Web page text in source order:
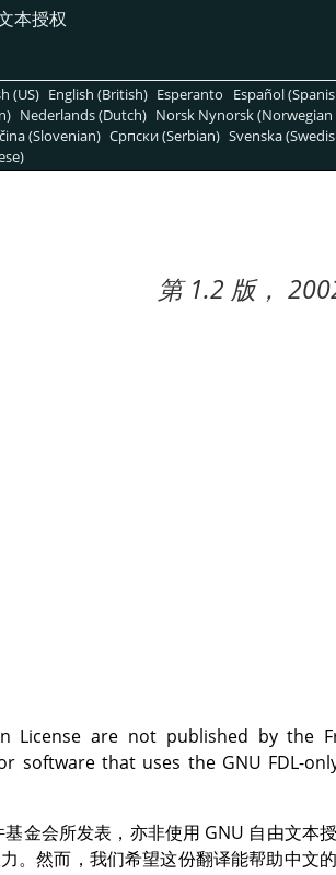
本授权
(US) English (British) Esperanto Español
Nederlands (Dutch) Norsk Nynorsk
(Slovenian) Српски (Serbian) Svenska
第 1.2 版，
License are not published by the
that uses the GNU FDL-
金会所发表，亦非使用 GNU 自由文本
。然而，我们希望这份翻译能帮助中文